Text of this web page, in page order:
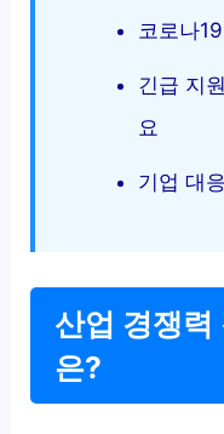
코로나
긴급 지
요
기업 대
산업 경쟁력
은?